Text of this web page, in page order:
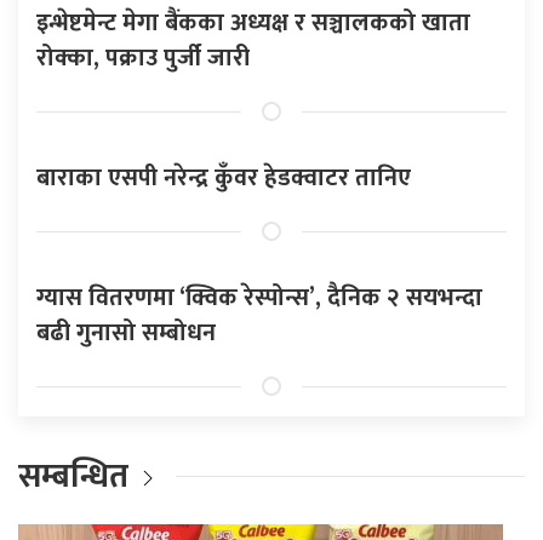
इन्भेष्टमेन्ट मेगा बैंकका अध्यक्ष र सञ्चालकको खाता
रोक्का, पक्राउ पुर्जी जारी
बाराका एसपी नरेन्द्र कुँवर हेडक्वाटर तानिए
ग्यास वितरणमा ‘क्विक रेस्पोन्स’, दैनिक २ सयभन्दा
बढी गुनासो सम्बोधन
सम्बन्धित